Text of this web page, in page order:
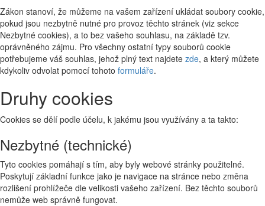
Zákon stanoví, že můžeme na vašem zařízení ukládat soubory cookie,
pokud jsou nezbytně nutné pro provoz těchto stránek (viz sekce
Nezbytné cookies), a to bez vašeho souhlasu, na základě tzv.
oprávněného zájmu. Pro všechny ostatní typy souborů cookie
potřebujeme váš souhlas, jehož plný text najdete zde, a který můžete
kdykoliv odvolat pomocí tohoto formuláře.
Druhy cookies
Cookies se dělí podle účelu, k jakému jsou využívány a ta takto:
Nezbytné (technické)
Tyto cookies pomáhají s tím, aby byly webové stránky použitelné.
Poskytují základní funkce jako je navigace na stránce nebo změna
rozlišení prohlížeče dle velikosti vašeho zařízení. Bez těchto souborů
nemůže web správně fungovat.